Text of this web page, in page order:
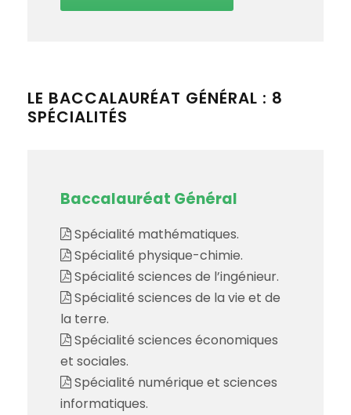
LE BACCALAURÉAT GÉNÉRAL : 8
SPÉCIALITÉS
Baccalauréat Général
Spécialité mathématiques.
Spécialité physique-chimie.
Spécialité sciences de l’ingénieur.
Spécialité sciences de la vie et de
la terre.
Spécialité sciences économiques
et sociales.
Spécialité numérique et sciences
informatiques.